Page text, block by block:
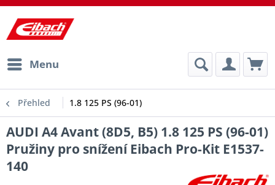
Menu
Přehled 1.8 125 PS (96-01)
AUDI A4 Avant (8D5, B5) 1.8 125 PS (96-01)
Pružiny pro snížení Eibach Pro-Kit E1537-
140